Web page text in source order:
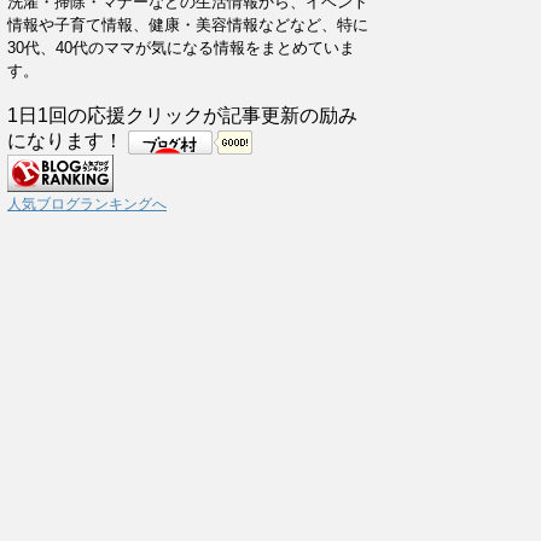
情報や子育て情報、健康・美容情報などなど、特に
30代、40代のママが気になる情報をまとめていま
す。
1日1回の応援クリックが記事更新の励み
になります！
人気ブログランキングへ